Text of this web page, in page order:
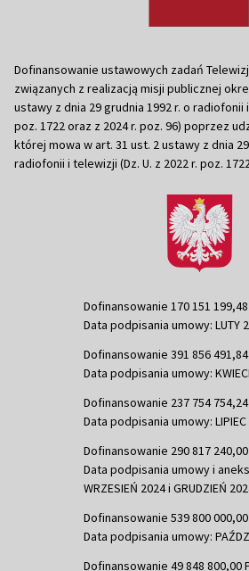
Dofinansowanie ustawowych zadań
związanych z realizacją misji publicznej
ustawy z dnia 29 grudnia 1992 r. o radiofonii
poz. 1722 oraz z 2024 r. poz. 96) poprzez
której mowa w art. 31 ust. 2 ustawy z dnia
radiofonii i telewizji (Dz. U. z 2022 r. poz.
Dofinansowanie 170 151 199,48
Data podpisania umowy: LUTY
Dofinansowanie 391 856 491,84
Data podpisania umowy:
Dofinansowanie 237 754 754,24
Data podpisania umowy: LIPIEC
Dofinansowanie 290 817 240,00
Data podpisania umowy i
WRZESIEŃ 2024 i GRUDZIEŃ
Dofinansowanie 539 800 000,00
Data podpisania umowy:
Dofinansowanie 49 848 800,00